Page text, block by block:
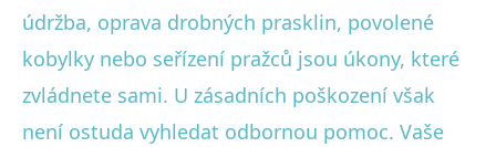
údržba, oprava drobných prasklin, povolené
kobylky nebo seřízení pražců jsou úkony, které
zvládnete sami. U zásadních poškození však
není ostuda vyhledat odbornou pomoc. Vaše